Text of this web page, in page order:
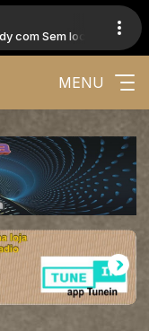
com Sem locutor
MENU